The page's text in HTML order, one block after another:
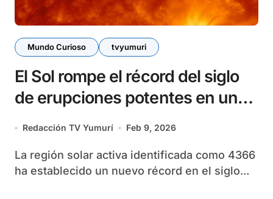
Mundo Curioso tvyumuri
El Sol rompe el récord del siglo
de erupciones potentes en una
sola región
Redacción TV Yumurí Feb 9, 2026
La región solar activa identificada como 4366
ha establecido un nuevo récord en el siglo...